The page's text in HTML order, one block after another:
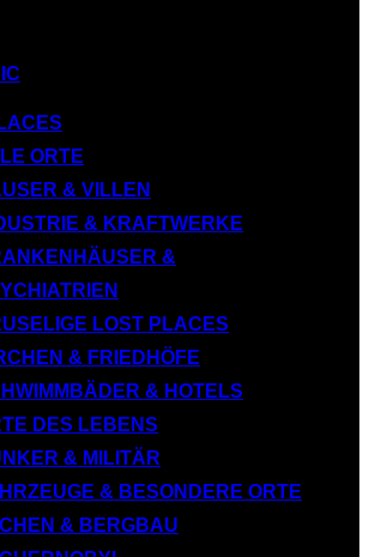
ORTE
& VILLEN
& KRAFTWERKE
&
LOST PLACES
& FRIEDHÖFE
& HOTELS
DES LEBENS
& MILITÄR
& BESONDERE ORTE
& BERGBAU